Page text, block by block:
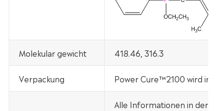
Molekular gewicht 418.46, 316.3
Verpackung Power Cure™2100 wird in
Alle Informationen in der